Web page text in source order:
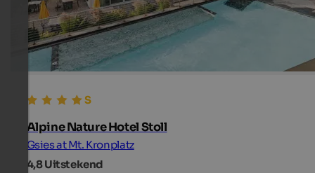
Alpine Nature Hotel Stoll
Gsies at Mt. Kronplatz
4,8Uitstekend